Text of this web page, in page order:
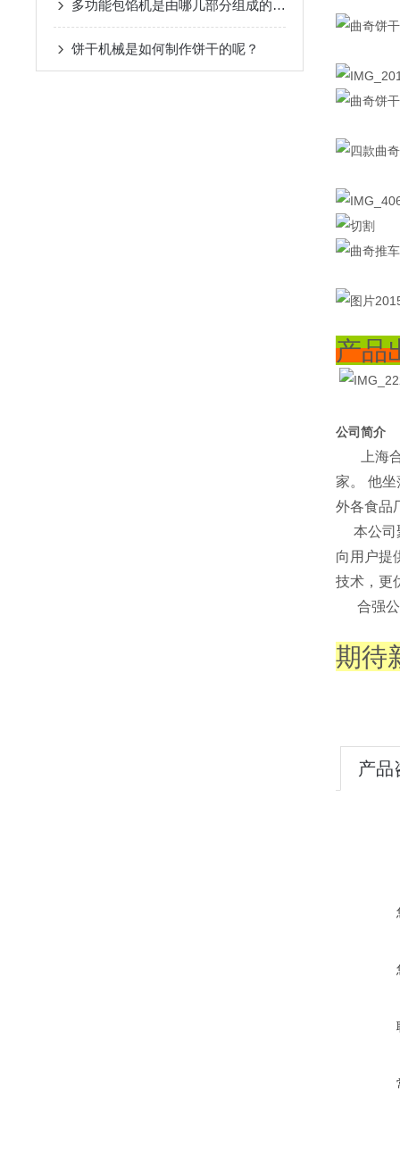
多功能包馅机是由哪几部分组成的呢？
饼干机械是如何制作饼干的呢？
产品
公司简介
上海合
家。 他
外各食品
本公司
向用户提
技术，更
合强公
期待
产品